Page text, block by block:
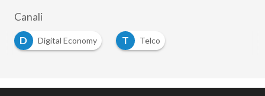
Canali
D
Digital Economy T Telco